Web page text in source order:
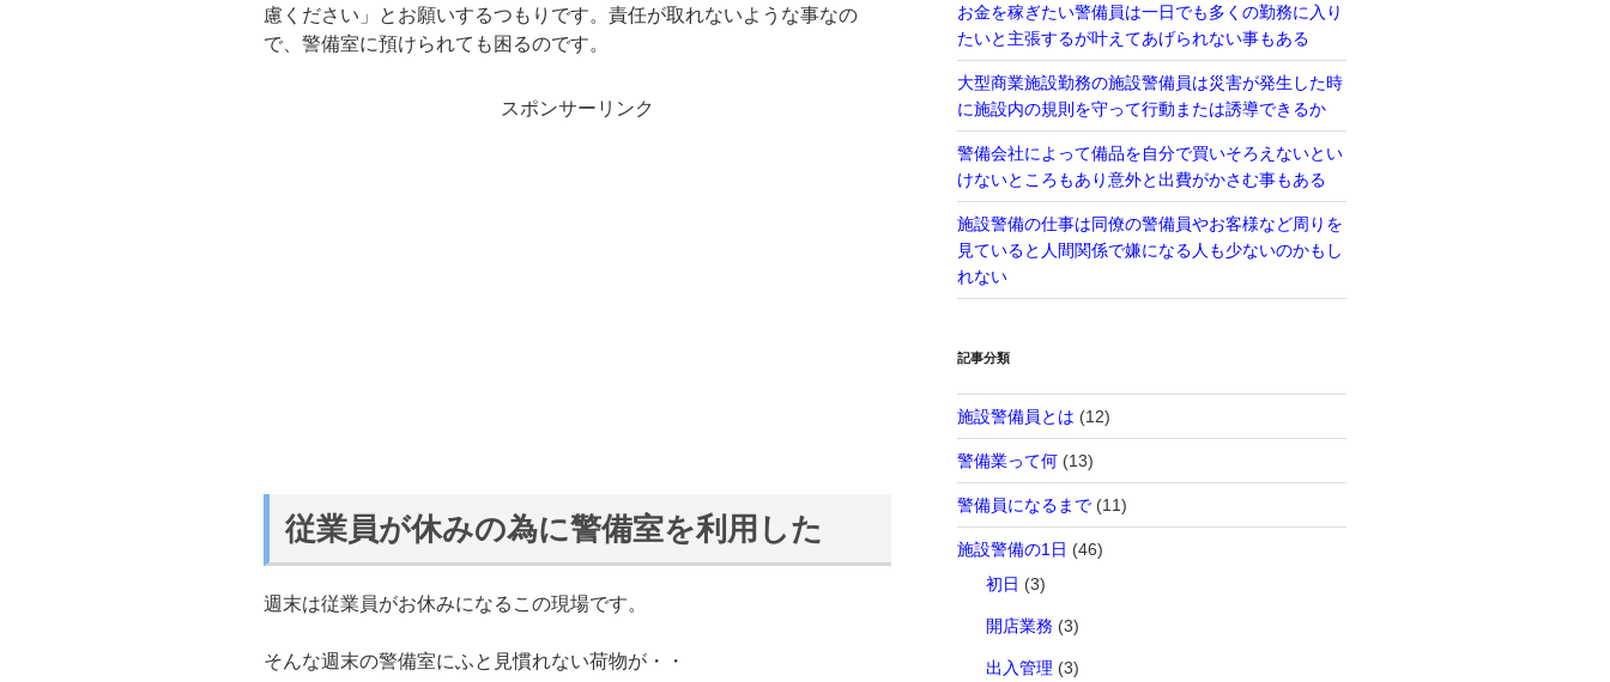
慮ください」とお願いするつもりです。責任が取れないような事なの
で、警備室に預けられても困るのです。
スポンサーリンク
従業員が休みの為に警備室を利用した
週末は従業員がお休みになるこの現場です。
そんな週末の警備室にふと見慣れない荷物が・・
お金を稼ぎたい警備員は一日でも多くの勤務に入り
たいと主張するが叶えてあげられない事もある
大型商業施設勤務の施設警備員は災害が発生した時
に施設内の規則を守って行動または誘導できるか
警備会社によって備品を自分で買いそろえないとい
けないところもあり意外と出費がかさむ事もある
施設警備の仕事は同僚の警備員やお客様など周りを
見ていると人間関係で嫌になる人も少ないのかもし
れない
記事分類
施設警備員とは (12)
警備業って何(13)
警備員になるまで(11)
施設警備の1日 (46)
初日 (3)
開店業務 (3)
出入管理 (3)